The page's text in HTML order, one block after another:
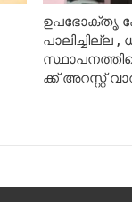
ഉപഭോക്തൃ
പാലിച്ചില്ല
ക്ക് അറസ്റ്റ്